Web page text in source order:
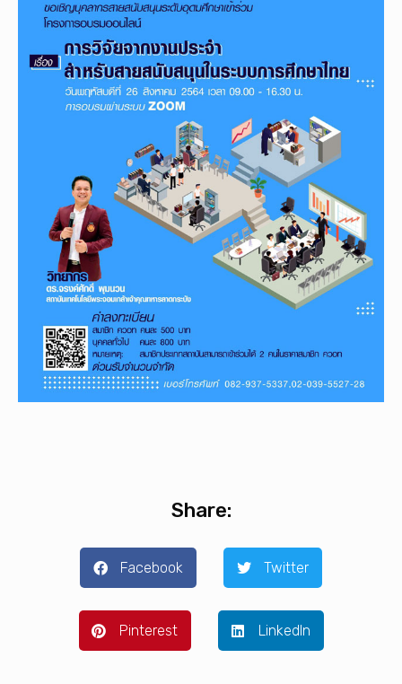
Share:
Facebook Twitter
Pinterest LinkedIn